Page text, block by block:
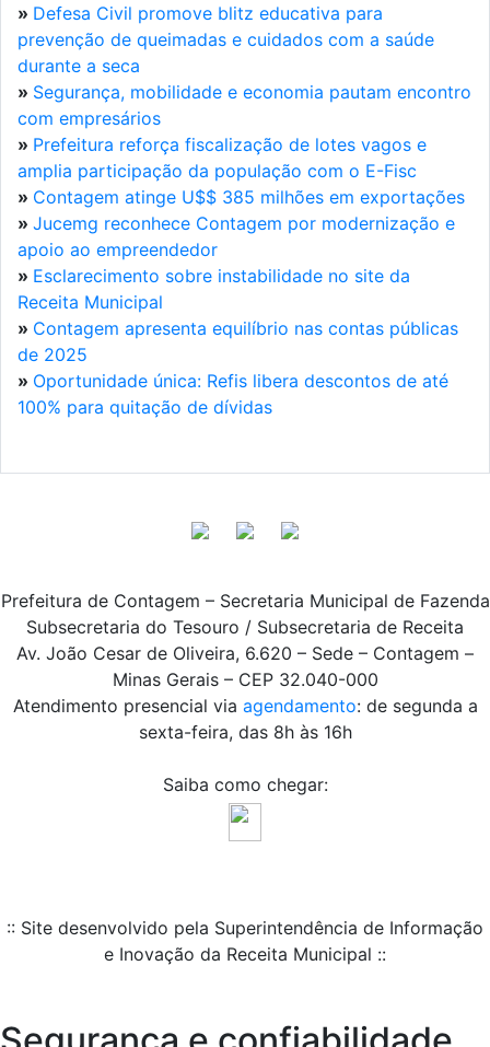
» Defesa Civil promove blitz educativa para
prevenção de queimadas e cuidados com a saúde
durante a seca
» Segurança, mobilidade e economia pautam encontro
com empresários
» Prefeitura reforça fiscalização de lotes vagos e
amplia participação da população com o E-Fisc
» Contagem atinge U$$ 385 milhões em exportações
» Jucemg reconhece Contagem por modernização e
apoio ao empreendedor
» Esclarecimento sobre instabilidade no site da
Receita Municipal
» Contagem apresenta equilíbrio nas contas públicas
de 2025
» Oportunidade única: Refis libera descontos de até
100% para quitação de dívidas
Prefeitura de Contagem – Secretaria Municipal de Fazenda
Subsecretaria do Tesouro / Subsecretaria de Receita
Av. João Cesar de Oliveira, 6.620 – Sede – Contagem –
Minas Gerais – CEP 32.040-000
Atendimento presencial via agendamento: de segunda a
sexta-feira, das 8h às 16h
Saiba como chegar:
:: Site desenvolvido pela Superintendência de Informação
e Inovação da Receita Municipal ::